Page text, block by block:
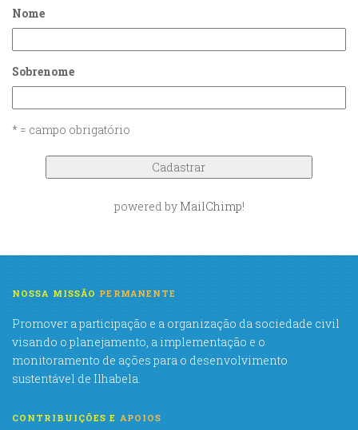
Nome
Sobrenome
* = campo obrigatório
powered by MailChimp!
NOSSA MISSÃO PERMANENTE
Promover a participação e a organização da sociedade civil
visando o planejamento, a implementação e o
monitoramento de ações para o desenvolvimento
sustentável de Ilhabela.
CONTRIBUIÇÕES E APOIOS